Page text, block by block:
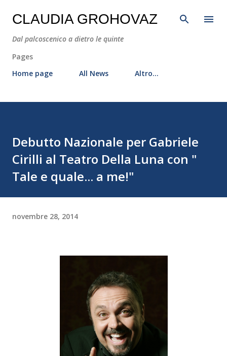
Passa ai contenuti principali
CLAUDIA GROHOVAZ
Dal palcoscenico a dietro le quinte
Pages
Home page
All News Altro…
Debutto Nazionale per Gabriele
Cirilli al Teatro Della Luna con "
Tale e quale... a me!"
novembre 28, 2014